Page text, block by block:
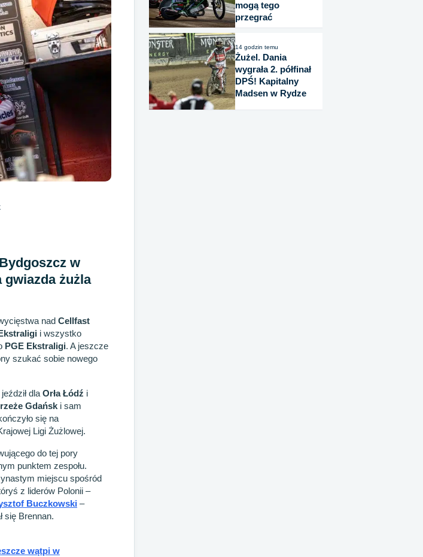
w
gwiazda żużla
nad Cellfast
i wszystko
PGE Ekstraligi. A jeszcze
szukać sobie nowego
dla Orła Łódź i
Gdańsk i sam
się na
Ligi Żużlowej.
do tej pory
punktem zespołu.
miejscu spośród
z liderów Polonii –
Buczkowski –
się Brennan.
wątpi w
mogą tego
przegrać
14 godzin temu
Żużel. Dania
wygrała 2. półfinał
DPŚ! Kapitalny
Madsen w Rydze